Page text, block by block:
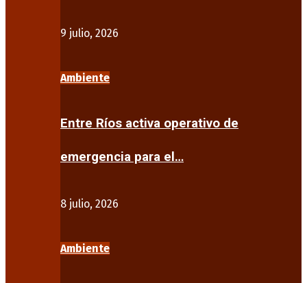
9 julio, 2026
Ambiente
Entre Ríos activa operativo de
emergencia para el…
8 julio, 2026
Ambiente